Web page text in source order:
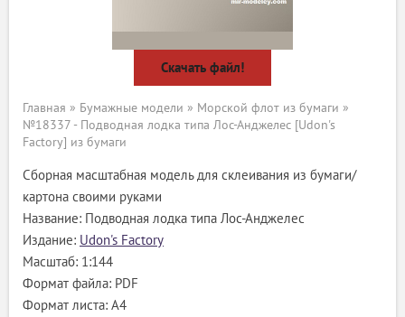
Скачать файл!
Главная » Бумажные модели » Морской флот из бумаги »
№18337 - Подводная лодка типа Лос-Анджелес [Udon's
Factory] из бумаги
Сборная масштабная модель для склеивания из бумаги/
картона своими руками
Название: Подводная лодка типа Лос-Анджелес
Издание: Udon's Factory
Масштаб: 1:144
Формат файла: PDF
Формат листа: А4